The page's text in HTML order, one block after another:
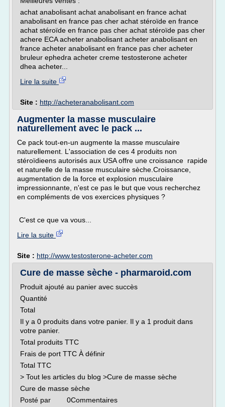
achat anabolisant achat anabolisant en france achat
anabolisant en france pas cher achat stéroïde en france
achat stéroïde en france pas cher achat stéroïde pas cher
achere ECA acheter anabolisant acheter anabolisant en
france acheter anabolisant en france pas cher acheter
bruleur ephedra acheter creme testosterone acheter
dhea acheter...
Lire la suite
Site : http://acheteranabolisant.com
Augmenter la masse musculaire
naturellement avec le pack ...
Ce pack tout-en-un augmente la masse musculaire
naturellement. L'association de ces 4 produits non
stéroïdieens autorisés aux USA offre une croissance rapide
et naturelle de la masse musculaire sèche.Croissance,
augmentation de la force et explosion musculaire
impressionnante, n'est ce pas le but que vous recherchez
en compléments de vos exercices physiques ?
C'est ce que va vous...
Lire la suite
Site : http://www.testosterone-acheter.com
Cure de masse sèche - pharmaroid.com
Produit ajouté au panier avec succès
Quantité
Total
Il y a 0 produits dans votre panier. Il y a 1 produit dans
votre panier.
Total produits TTC
Frais de port TTC À définir
Total TTC
> Tout les articles du blog >Cure de masse sèche
Cure de masse sèche
Posté par 0Commentaires